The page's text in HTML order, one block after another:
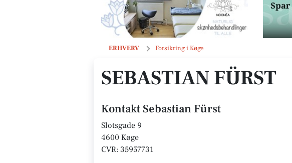
ERHVERV Forsikring i Køge
Sebastian Fürst
SEBASTIAN FÜRST
Kontakt Sebastian Fürst
Slotsgade 9
4600 Køge
CVR: 35957731